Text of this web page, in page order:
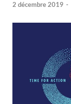
2 décembre 2019 -